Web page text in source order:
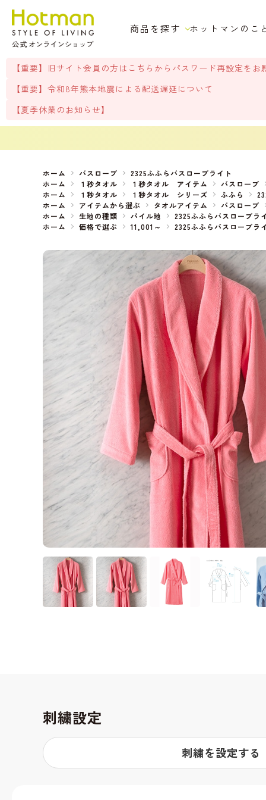
商品を探す ホットマンのこ
【重要】旧サイト会員の方はこちらからパスワード再設定をお
【重要】令和8年熊本地震による配送遅延について
【夏季休業のお知らせ】
ホーム バスローブ
2325ふふらバスローブライト
ホーム
１秒タオル １秒タオル アイテム バスローブ
ホーム
１秒タオル １秒タオル シリーズ ふふら
ホーム
アイテムから選ぶ タオルアイテム バスローブ
ホーム
生地の種類 パイル地
2325ふふらバスローブラ
ホーム
価格で選ぶ 11,001～ 2325ふふらバスローブラ
刺繍設定
刺繍を設定する